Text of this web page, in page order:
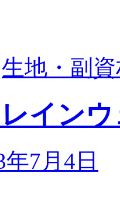
生地・副
イン
年7月4日